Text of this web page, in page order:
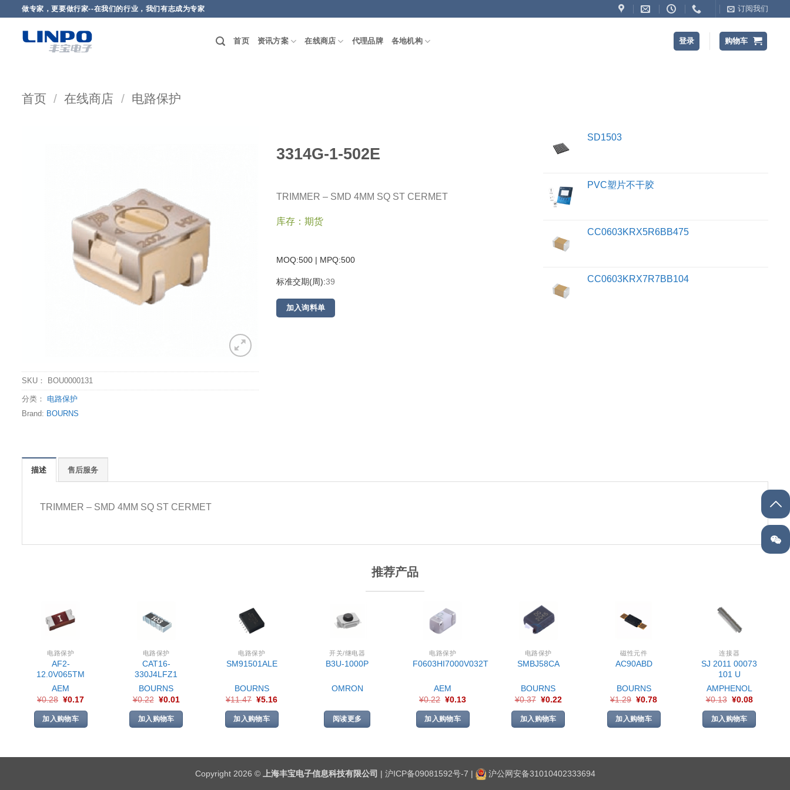
做专家，更要做行家--在我们的行业，我们有志成为专家 订阅我们
首页 资讯方案 在线商店 代理品牌 各地机构 登录 购物车
首页 / 在线商店 / 电路保护
SKU： BOU0000131
分类： 电路保护
Brand: BOURNS
3314G-1-502E
TRIMMER – SMD 4MM SQ ST CERMET
库存：期货
MOQ:500 | MPQ:500
标准交期(周):39
加入询料单
SD1503
PVC塑片不干胶
CC0603KRX5R6BB475
CC0603KRX7R7BB104
描述 售后服务
TRIMMER – SMD 4MM SQ ST CERMET
推荐产品
电路保护
AF2-
12.0V065TM
AEM
¥0.28 ¥0.17
加入购物车
电路保护
CAT16-
330J4LFZ1
BOURNS
¥0.22 ¥0.01
加入购物车
电路保护
SM91501ALE
BOURNS
¥11.47 ¥5.16
加入购物车
开关/继电器
B3U-1000P
OMRON
阅读更多
电路保护
F0603HI7000V032T
AEM
¥0.22 ¥0.13
加入购物车
电路保护
SMBJ58CA
BOURNS
¥0.37 ¥0.22
加入购物车
磁性元件
AC90ABD
BOURNS
¥1.29 ¥0.78
加入购物车
连接器
SJ 2011 00073
101 U
AMPHENOL
¥0.13 ¥0.08
加入购物车
Copyright 2026 © 上海丰宝电子信息科技有限公司 | 沪ICP备09081592号-7 | 沪公网安备31010402333694